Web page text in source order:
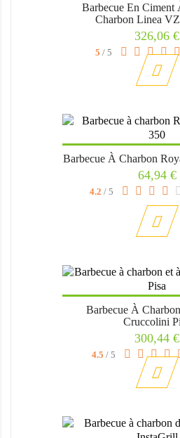
Barbecue En Ciment
Charbon Linea
Prix
326,06 €
5 / 5
Barbecue À Charbon
Prix
64,94 €
4.2 / 5
Barbecue À
Cruccolini
Prix
300,44 €
4.5 / 5